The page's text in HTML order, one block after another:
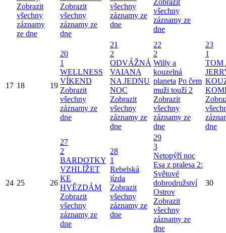
Zobrazit
všechny
záznamy
ze dne
Zobrazit
všechny
záznamy ze
dne
všechny
záznamy ze
dne
všechny
záznamy ze
dne
17 18 19
20
1
WELLNESS
VÍKEND
Zobrazit
všechny
záznamy ze
dne
21
2
ODVÁŽNÁ
VAIANA
NA JEDNU
NOC
Zobrazit
všechny
záznamy ze
dne
22
2
Willy a
kouzelná
planeta Po čem
muži touží 2
Zobrazit
všechny
záznamy ze
dne
23
1
TOM
dne
24 25 26
27
2
BARDOTKY
VZHLÍŽET
KE
HVĚZDÁM
Zobrazit
všechny
záznamy ze
dne
28
1
Rebelská
jízda
Zobrazit
všechny
záznamy ze
dne
29
3
Netopýří noc
Esa z pralesa 2:
Světové
dobrodružství
Ostrov
Zobrazit
všechny
záznamy ze
dne
30